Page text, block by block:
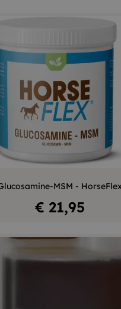
MSM -
Prijs
€ 21,95
– +
In winkelwagen